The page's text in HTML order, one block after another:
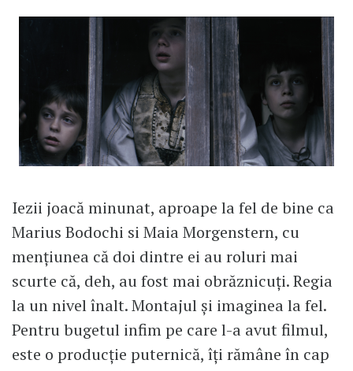
Iezii joacă minunat, aproape la fel de bine ca
Marius Bodochi si Maia Morgenstern, cu
mențiunea că doi dintre ei au roluri mai
scurte că, deh, au fost mai obrăznicuți. Regia
la un nivel înalt. Montajul și imaginea la fel.
Pentru bugetul infim pe care l-a avut filmul,
este o producție puternică, îți rămâne în cap